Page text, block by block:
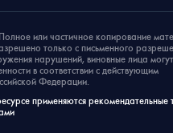
или частичное копирование
только с письменного
нарушений, виновные лица
в соответствии с действующим
Федерации.
применяются рекомендательные